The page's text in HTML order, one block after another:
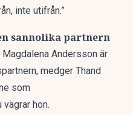
inte utifrån.”
sannolika partnern
Magdalena Andersson är
medger Thand
som
hon.